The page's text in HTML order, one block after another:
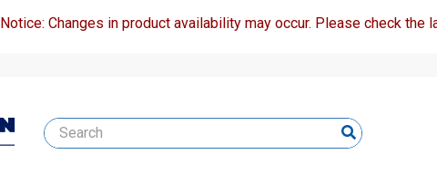
Notice: Changes in product availability may occur. Please check